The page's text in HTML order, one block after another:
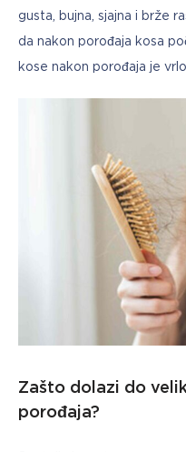
gusta, bujna, sjajna i brže
da nakon porođaja kosa
kose nakon porođaja je
Zašto dolazi do
porođaja?